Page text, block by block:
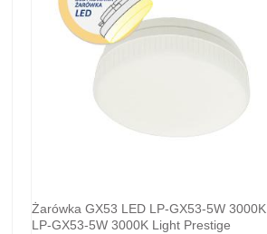
Żarówka GX53 LED LP-GX53-5W 3000K
LP-GX53-5W 3000K Light Prestige